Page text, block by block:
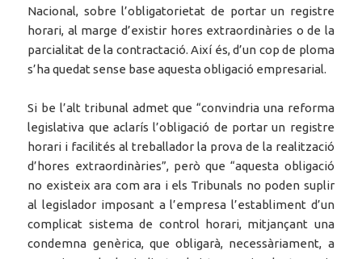
Nacional, sobre l’obligatorietat de portar un registre
horari, al marge d’existir hores extraordinàries o de la
parcialitat de la contractació. Així és, d’un cop de ploma
s’ha quedat sense base aquesta obligació empresarial.
Si be l’alt tribunal admet que “convindria una reforma
legislativa que aclarís l’obligació de portar un registre
horari i facilités al treballador la prova de la realització
d’hores extraordinàries”, però que “aquesta obligació
no existeix ara com ara i els Tribunals no poden suplir
al legislador imposant a l’empresa l’establiment d’un
complicat sistema de control horari, mitjançant una
condemna genèrica, que obligarà, necessàriament, a